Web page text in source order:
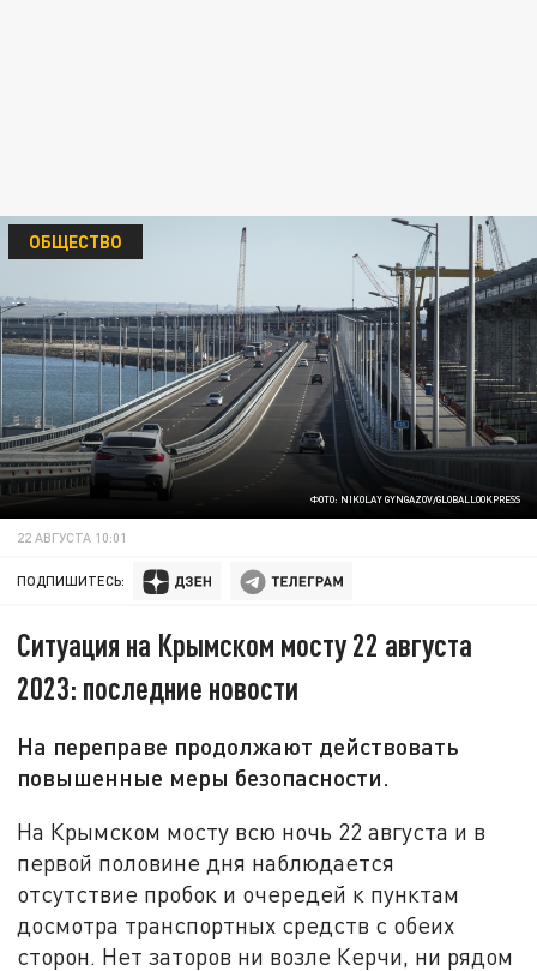
ФОТО: NIKOLAY GYNGAZOV/GLOBALLOOKPRESS
ОБЩЕСТВО
22 АВГУСТА 10:01
ПОДПИШИТЕСЬ:
Ситуация на Крымском мосту 22 августа
2023: последние новости
На переправе продолжают действовать
повышенные меры безопасности.
На Крымском мосту всю ночь 22 августа и в
первой половине дня наблюдается
отсутствие пробок и очередей к пунктам
досмотра транспортных средств с обеих
сторон. Нет заторов ни возле Керчи, ни рядом